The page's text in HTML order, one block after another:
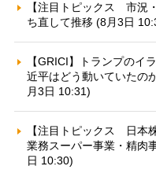
【注目トピックス 市況
ち直して推移 (8月3日
【GRICI】トランプのイ
近平はどう動いていたの
月3日 10:31)
【注目トピックス 日本
業務スーパー事業・精肉
日 10:30)